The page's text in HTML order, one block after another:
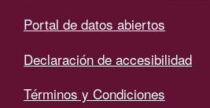
Portal de datos abiertos
Declaración de accesibilidad
Términos y Condiciones